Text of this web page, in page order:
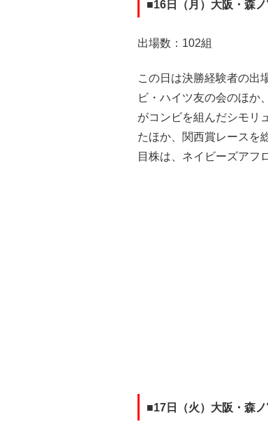
■16日（月）大阪・森
出場数：102組
この日は決勝経験者の出
ビ・ハイツ友の会のほか
がコンビを組んだシモリ
たほか、関西賞レースを
目株は、ネイビーズアフ
■17日（火）大阪・森